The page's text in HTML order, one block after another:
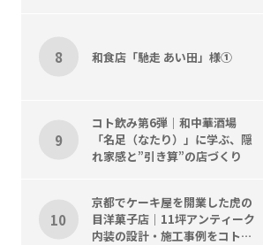
和食店「馳走 あい田」様①
コト飲み第6弾｜和中華酒場
「名足（なたり）」に学ぶ、隠
れ家感と”引き算”の店づくり
京都でケーキ屋を開業した虎の
目洋菓子店｜11坪アンティーク
内装の設計・施工事例をコトス